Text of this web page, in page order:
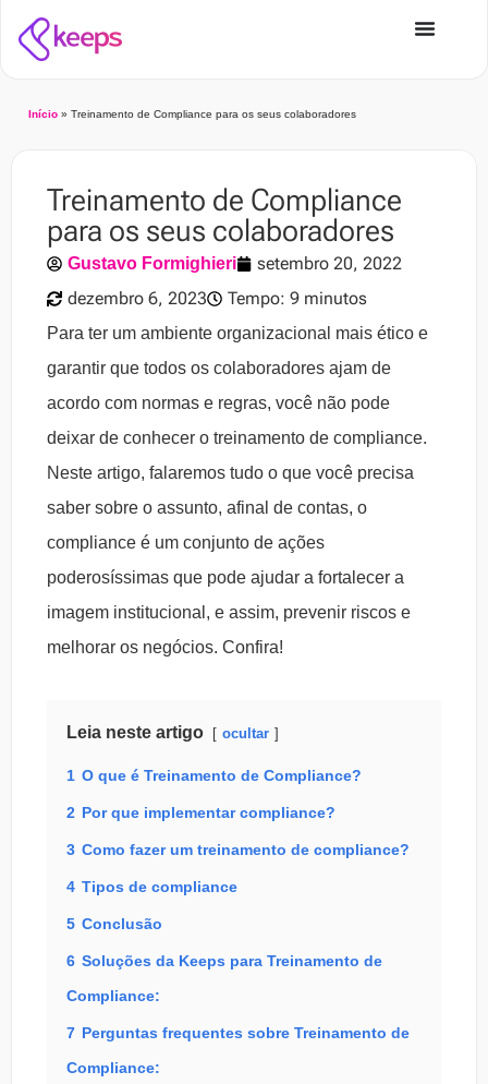
Início » Treinamento de Compliance para os seus colaboradores
Treinamento de Compliance
para os seus colaboradores
Gustavo Formighieri
setembro 20, 2022
dezembro 6, 2023
Tempo: 9 minutos
Para ter um ambiente organizacional mais ético e
garantir que todos os colaboradores ajam de
acordo com normas e regras, você não pode
deixar de conhecer o treinamento de compliance.
Neste artigo, falaremos tudo o que você precisa
saber sobre o assunto, afinal de contas, o
compliance é um conjunto de ações
poderosíssimas que pode ajudar a fortalecer a
imagem institucional, e assim, prevenir riscos e
melhorar os negócios. Confira!
Leia neste artigo ocultar
1 O que é Treinamento de Compliance?
2 Por que implementar compliance?
3 Como fazer um treinamento de compliance?
4 Tipos de compliance
5 Conclusão
6 Soluções da Keeps para Treinamento de
Compliance:
7 Perguntas frequentes sobre Treinamento de
Compliance: